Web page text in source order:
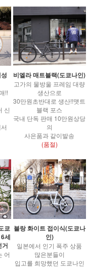
!!
신
비엘라 매트블랙(도쿄나인)
고가의 물방울 프레임 대량
생산으로
30만원초반대로 생산!!맷트
블랙 포스
국내 단독 판매 10만원상당
의
사은품과 같이발송
(품절)
쿄
세
거
어
블랑 화이트 접이식(도쿄나
인)
일본에서 인기 폭주 상품
많은분들이
입고를 희망했던 도쿄나인